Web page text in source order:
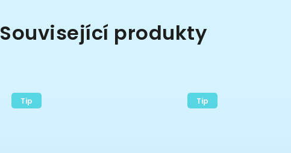
Související produkty
Tip Tip